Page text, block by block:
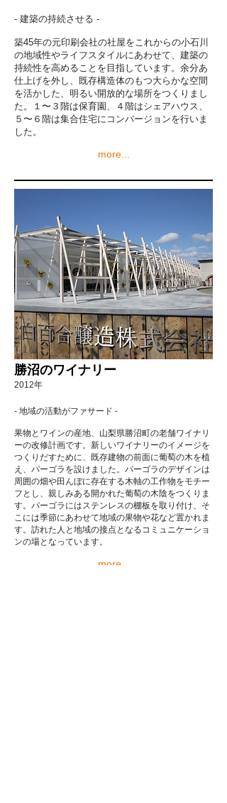
- 建築の持続させる -
築45年の元印刷会社の社屋をこれからの小石川
の地域性やライフスタイルにあわせて、建築の
持続性を高めることを目指しています。余分あ
仕上げを外し、既存構造体のもつ大らかな空間
を活かした、明るい開放的な場所をつくりまし
た。１〜３階は保育園、４階はシェアハウス、
５〜６階は集合住宅にコンバージョンを行いま
した。
more...
勝沼のワイナリー
2012年
- 地域の活動がファサード -
果物とワインの産地、山梨県勝沼町の老舗ワイナリ
ーの改修計画です。新しいワイナリーのイメージを
つくりだすために、既存建物の前面に葡萄の木を植
え、パーゴラを設けました。パーゴラのデザインは
周囲の畑や田んぼに存在する木軸の工作物をモチー
フとし、親しみある開かれた葡萄の木陰をつくりま
す。パーゴラにはステンレスの棚板を取り付け、そ
こには季節にあわせて地域の果物や花など置かれま
す。訪れた人と地域の接点となるコミュニケーショ
ンの場となっています。
more...